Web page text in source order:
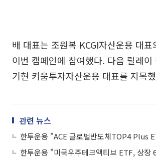
배 대표는 조원복 KCGI자산운용 대
이번 캠페인에 참여했다. 다음 릴레이
기현 키움투자자산운용 대표를 지목
관련 뉴스